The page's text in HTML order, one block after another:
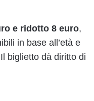
e ridotto 8 euro,
in base all’età e
biglietto dà diritto di